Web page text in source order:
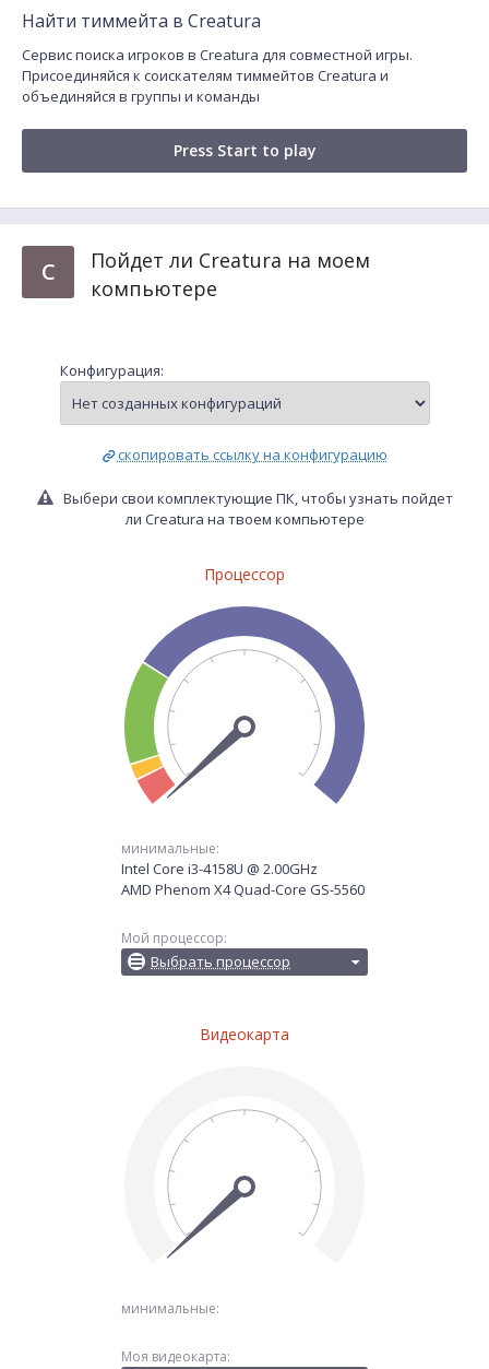
Найти тиммейта в Creatura
Сервис поиска игроков в Creatura для совместной игры.
Присоединяйся к соискателям тиммейтов Creatura и
объединяйся в группы и команды
Press Start to play
C
Пойдет ли Creatura на моем
компьютере
Конфигурация:
скопировать ссылку на конфигурацию
Выбери свои комплектующие ПК, чтобы узнать пойдет
ли Creatura на твоем компьютере
Процессор
минимальные:
Intel Core i3-4158U @ 2.00GHz
AMD Phenom X4 Quad-Core GS-5560
Мой процессор:
Выбрать процессор
Видеокарта
минимальные:
Моя видеокарта: